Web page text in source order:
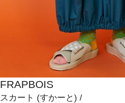
FRAPBOIS
スカート (すかーと) /